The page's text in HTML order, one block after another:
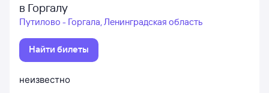
в Горгалу
Путилово - Горгала, Ленинградская область
Найти билеты
неизвестно